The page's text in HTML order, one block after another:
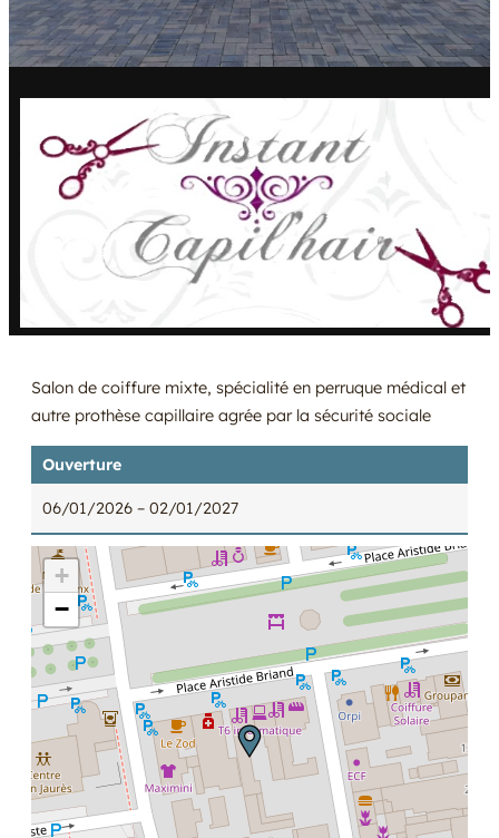
Salon de coiffure mixte, spécialité en perruque médical et
autre prothèse capillaire agrée par la sécurité sociale
Ouverture
06/01/2026 – 02/01/2027
+
−